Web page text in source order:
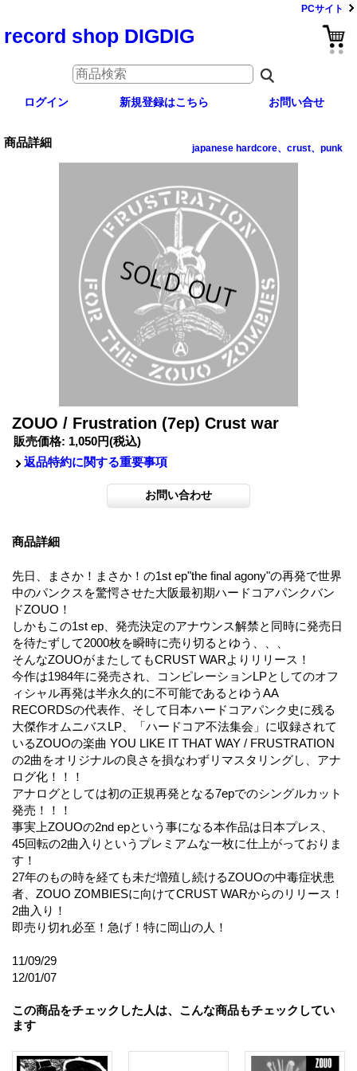
PCサイト
record shop DIGDIG
ログイン 新規登録はこちら お問い合せ
商品詳細 japanese hardcore、crust、punk
ZOUO / Frustration (7ep) Crust war
販売価格: 1,050円(税込)
返品特約に関する重要事項
商品詳細
先日、まさか！まさか！の1st ep"the final agony"の再発で世界
中のパンクスを驚愕させた大阪最初期ハードコアパンクバン
ドZOUO！
しかもこの1st ep、発売決定のアナウンス解禁と同時に発売日
を待たずして2000枚を瞬時に売り切るとゆう、、、
そんなZOUOがまたしてもCRUST WARよりリリース！
今作は1984年に発売され、コンピレーションLPとしてのオフ
ィシャル再発は半永久的に不可能であるとゆうAA
RECORDSの代表作、そして日本ハードコアパンク史に残る
大傑作オムニバスLP、「ハードコア不法集会」に収録されて
いるZOUOの楽曲 YOU LIKE IT THAT WAY / FRUSTRATION
の2曲をオリジナルの良さを損なわずリマスタリングし、アナ
ログ化！！！
アナログとしては初の正規再発となる7epでのシングルカット
発売！！！
事実上ZOUOの2nd epという事になる本作品は日本プレス、
45回転の2曲入りというプレミアムな一枚に仕上がっておりま
す！
27年のもの時を経ても未だ増殖し続けるZOUOの中毒症状患
者、ZOUO ZOMBIESに向けてCRUST WARからのリリース！
2曲入り！
即売り切れ必至！急げ！特に岡山の人！
11/09/29
12/01/07
この商品をチェックした人は、こんな商品もチェックしてい
ます